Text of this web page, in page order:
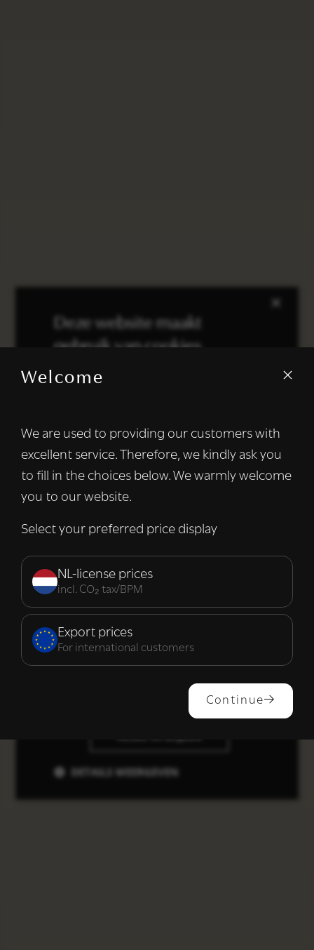
Welcome
We are used to providing our customers with
excellent service. Therefore, we kindly ask you
to fill in the choices below. We warmly welcome
you to our website.
Select your preferred price display
NL-license prices
incl. CO₂ tax/BPM
Export prices
For international customers
Continue
×
Deze website maakt
gebruik van cookies.
We gebruiken cookies om inhoud en
informatie over uw gebruik van onze site
met onze advertentie- en analysepartners,
die deze kunnen combineren met andere
informatie die u aan hen heeft verstrekt of
van hun diensten. Lees verder
Strikt
noodzakelijk
Prestatie Targeting
ALLES ACCEPTEREN
DETAILS WEERGEVEN